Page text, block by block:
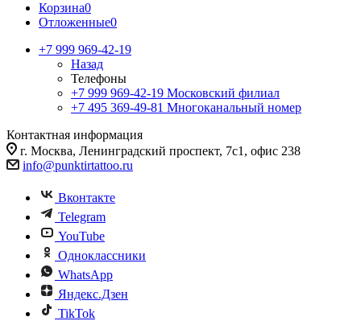
Корзина0
Отложенные0
+7 999 969-42-19
Назад
Телефоны
+7 999 969-42-19 Московский филиал
+7 495 369-49-81 Многоканальный номер
Контактная информация
г. Москва, Ленинградский проспект, 7с1, офис 238
info@punktirtattoo.ru
Вконтакте
Telegram
YouTube
Одноклассники
WhatsApp
Яндекс.Дзен
TikTok